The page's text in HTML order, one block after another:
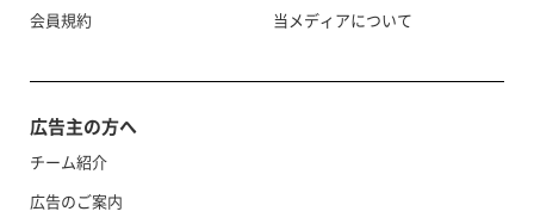
会員規約
当メディアについて
広告主の方へ
チーム紹介
広告のご案内